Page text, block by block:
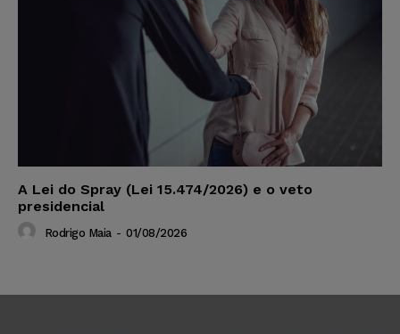
A Lei do Spray (Lei 15.474/2026) e o veto
presidencial
Rodrigo Maia - 01/08/2026